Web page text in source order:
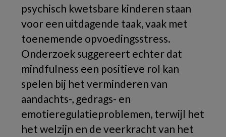
psychisch kwetsbare kinderen staan
voor een uitdagende taak, vaak met
toenemende opvoedingsstress.
Onderzoek suggereert echter dat
mindfulness een positieve rol kan
spelen bij het verminderen van
aandachts-, gedrags- en
emotieregulatieproblemen, terwijl het
het welzijn en de veerkracht van het